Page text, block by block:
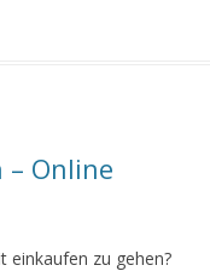
Online
einkaufen zu gehen?